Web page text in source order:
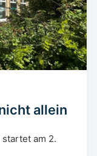
allein
am 2.